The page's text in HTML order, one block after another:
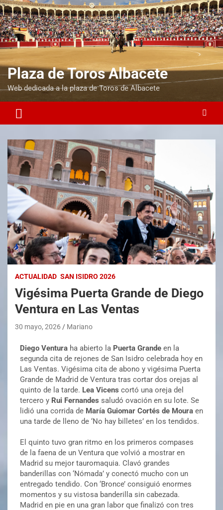
Plaza de Toros Albacete
Web dedicada a la plaza de Toros de Albacete
ACTUALIDAD SAN ISIDRO 2026
Vigésima Puerta Grande de Diego
Ventura en Las Ventas
30 mayo, 2026 Mariano
Diego Ventura ha abierto la Puerta Grande en la
segunda cita de rejones de San Isidro celebrada hoy en
Las Ventas. Vigésima cita de abono y vigésima Puerta
Grande de Madrid de Ventura tras cortar dos orejas al
quinto de la tarde. Lea Vicens cortó una oreja del
tercero y Rui Fernandes saludó ovación en su lote. Se
lidió una corrida de María Guiomar Cortés de Moura en
una tarde de lleno de ‘No hay billetes’ en los tendidos.
El quinto tuvo gran ritmo en los primeros compases
de la faena de un Ventura que volvió a mostrar en
Madrid su mejor tauromaquia. Clavó grandes
banderillas con ‘Nómada’ y conectó mucho con un
entregado tendido. Con ‘Bronce’ consiguió enormes
momentos y su vistosa banderilla sin cabezada.
Madrid en pie en una gran labor que finalizó con tres